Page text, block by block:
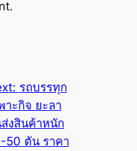
รถบรรทุก
าะกิจ ยะลา
งสินค้าหนัก
50 ตัน ราคา